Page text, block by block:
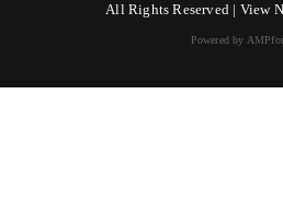
All Rights Reserved | View
Powered by